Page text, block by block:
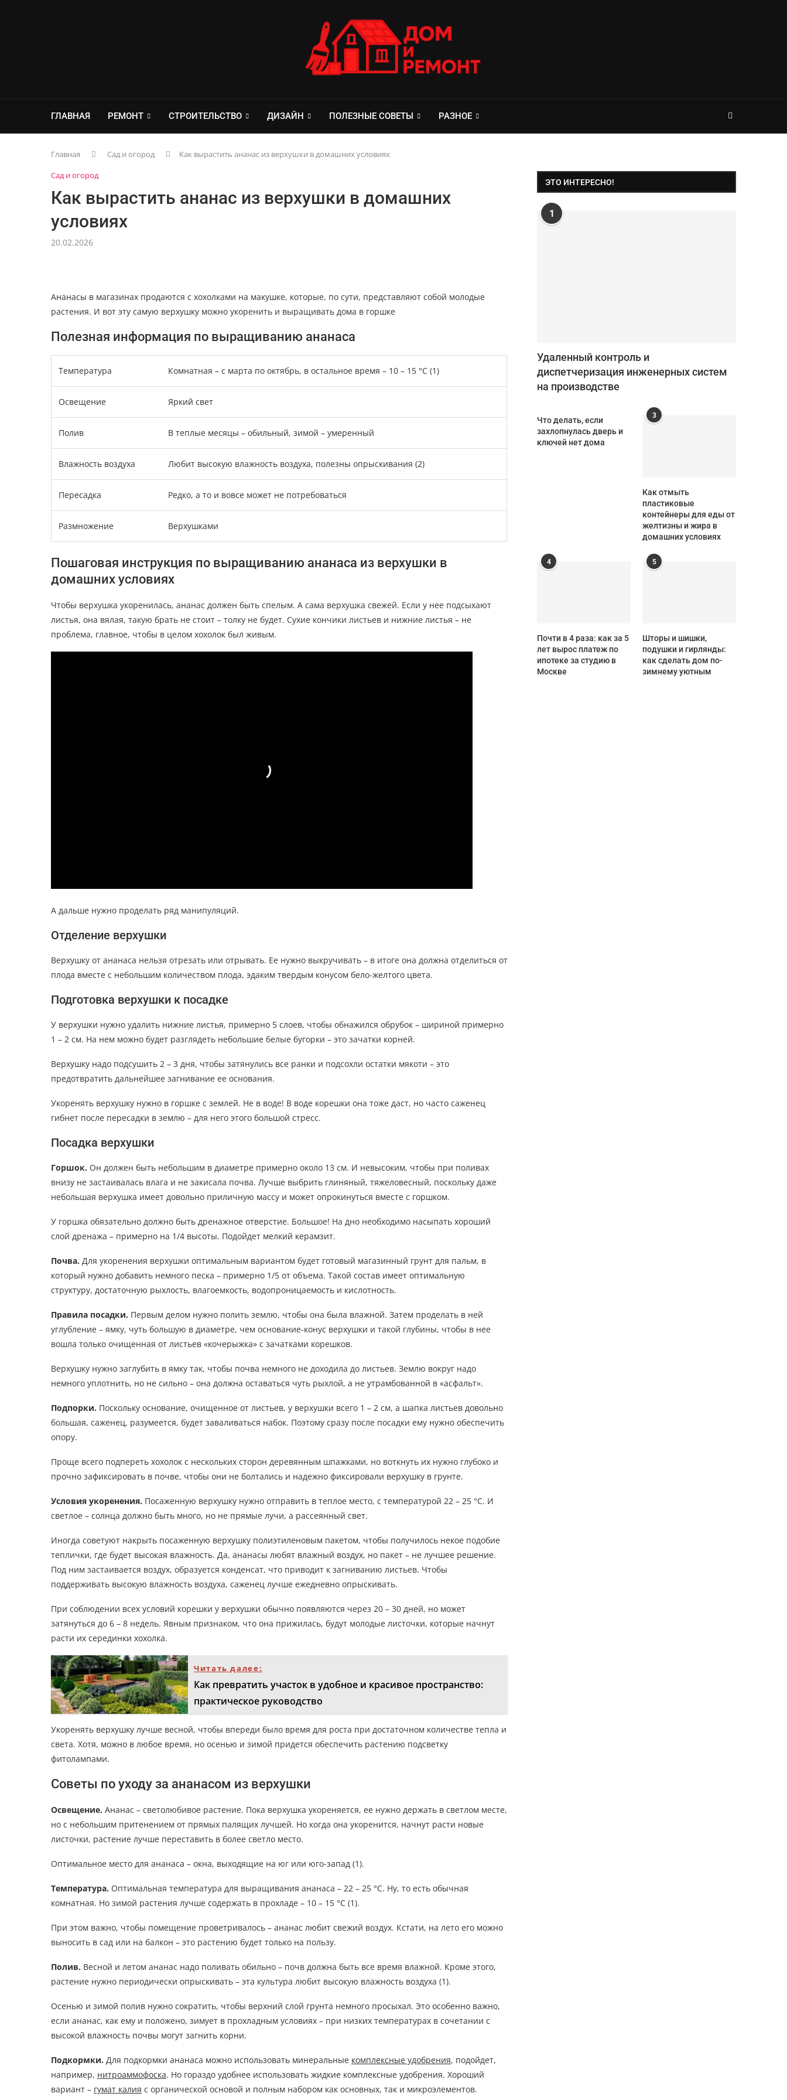
ГЛАВНАЯ РЕМОНТ СТРОИТЕЛЬСТВО ДИЗАЙН ПОЛЕЗНЫЕ СОВЕТЫ РАЗНОЕ
Главная Сад и огород
Как вырастить ананас из верхушки в домашних условиях
Сад и огород
Как вырастить ананас из верхушки в домашних
условиях
20.02.2026
Ананасы в магазинах продаются с хохолками на макушке, которые, по сути, представляют собой молодые
растения. И вот эту самую верхушку можно укоренить и выращивать дома в горшке
Полезная информация по выращиванию ананаса
Температура Комнатная – с марта по октябрь, в остальное время – 10 – 15 °С (1)
Освещение Яркий свет
Полив В теплые месяцы – обильный, зимой – умеренный
Влажность воздуха Любит высокую влажность воздуха, полезны опрыскивания (2)
Пересадка Редко, а то и вовсе может не потребоваться
Размножение Верхушками
Пошаговая инструкция по выращиванию ананаса из верхушки в
домашних условиях
Чтобы верхушка укоренилась, ананас должен быть спелым. А сама верхушка свежей. Если у нее подсыхают
листья, она вялая, такую брать не стоит – толку не будет. Сухие кончики листьев и нижние листья – не
проблема, главное, чтобы в целом хохолок был живым.
А дальше нужно проделать ряд манипуляций.
Отделение верхушки
Верхушку от ананаса нельзя отрезать или отрывать. Ее нужно выкручивать – в итоге она должна отделиться от
плода вместе с небольшим количеством плода, эдаким твердым конусом бело-желтого цвета.
Подготовка верхушки к посадке
У верхушки нужно удалить нижние листья, примерно 5 слоев, чтобы обнажился обрубок – шириной примерно
1 – 2 см. На нем можно будет разглядеть небольшие белые бугорки – это зачатки корней.
Верхушку надо подсушить 2 – 3 дня, чтобы затянулись все ранки и подсохли остатки мякоти – это
предотвратить дальнейшее загнивание ее основания.
Укоренять верхушку нужно в горшке с землей. Не в воде! В воде корешки она тоже даст, но часто саженец
гибнет после пересадки в землю – для него этого большой стресс.
Посадка верхушки
Горшок. Он должен быть небольшим в диаметре примерно около 13 см. И невысоким, чтобы при поливах
внизу не застаивалась влага и не закисала почва. Лучше выбрить глиняный, тяжеловесный, поскольку даже
небольшая верхушка имеет довольно приличную массу и может опрокинуться вместе с горшком.
У горшка обязательно должно быть дренажное отверстие. Большое! На дно необходимо насыпать хороший
слой дренажа – примерно на 1/4 высоты. Подойдет мелкий керамзит.
Почва. Для укоренения верхушки оптимальным вариантом будет готовый магазинный грунт для пальм, в
который нужно добавить немного песка – примерно 1/5 от объема. Такой состав имеет оптимальную
структуру, достаточную рыхлость, влагоемкость, водопроницаемость и кислотность.
Правила посадки. Первым делом нужно полить землю, чтобы она была влажной. Затем проделать в ней
углубление – ямку, чуть большую в диаметре, чем основание-конус верхушки и такой глубины, чтобы в нее
вошла только очищенная от листьев «кочерыжка» с зачатками корешков.
Верхушку нужно заглубить в ямку так, чтобы почва немного не доходила до листьев. Землю вокруг надо
немного уплотнить, но не сильно – она должна оставаться чуть рыхлой, а не утрамбованной в «асфальт».
Подпорки. Поскольку основание, очищенное от листьев, у верхушки всего 1 – 2 см, а шапка листьев довольно
большая, саженец, разумеется, будет заваливаться набок. Поэтому сразу после посадки ему нужно обеспечить
опору.
Проще всего подпереть хохолок с нескольких сторон деревянным шпажками, но воткнуть их нужно глубоко и
прочно зафиксировать в почве, чтобы они не болтались и надежно фиксировали верхушку в грунте.
Условия укоренения. Посаженную верхушку нужно отправить в теплое место, с температурой 22 – 25 °С. И
светлое – солнца должно быть много, но не прямые лучи, а рассеянный свет.
Иногда советуют накрыть посаженную верхушку полиэтиленовым пакетом, чтобы получилось некое подобие
теплички, где будет высокая влажность. Да, ананасы любят влажный воздух, но пакет – не лучшее решение.
Под ним застаивается воздух, образуется конденсат, что приводит к загниванию листьев. Чтобы
поддерживать высокую влажность воздуха, саженец лучше ежедневно опрыскивать.
При соблюдении всех условий корешки у верхушки обычно появляются через 20 – 30 дней, но может
затянуться до 6 – 8 недель. Явным признаком, что она прижилась, будут молодые листочки, которые начнут
расти их серединки хохолка.
Читать далее:
Как превратить участок в удобное и красивое пространство:
практическое руководство
Укоренять верхушку лучше весной, чтобы впереди было время для роста при достаточном количестве тепла и
света. Хотя, можно в любое время, но осенью и зимой придется обеспечить растению подсветку
фитолампами.
Советы по уходу за ананасом из верхушки
Освещение. Ананас – светолюбивое растение. Пока верхушка укореняется, ее нужно держать в светлом месте,
но с небольшим притенением от прямых палящих лучшей. Но когда она укоренится, начнут расти новые
листочки, растение лучше переставить в более светло место.
Оптимальное место для ананаса – окна, выходящие на юг или юго-запад (1).
Температура. Оптимальная температура для выращивания ананаса – 22 – 25 °С. Ну, то есть обычная
комнатная. Но зимой растения лучше содержать в прохладе – 10 – 15 °С (1).
При этом важно, чтобы помещение проветривалось – ананас любит свежий воздух. Кстати, на лето его можно
выносить в сад или на балкон – это растению будет только на пользу.
Полив. Весной и летом ананас надо поливать обильно – почв должна быть все время влажной. Кроме этого,
растение нужно периодически опрыскивать – эта культура любит высокую влажность воздуха (1).
Осенью и зимой полив нужно сократить, чтобы верхний слой грунта немного просыхал. Это особенно важно,
если ананас, как ему и положено, зимует в прохладным условиях – при низких температурах в сочетании с
высокой влажность почвы могут загнить корни.
Подкормки. Для подкормки ананаса можно использовать минеральные комплексные удобрения, подойдет,
например, нитроаммофоска. Но гораздо удобнее использовать жидкие комплексные удобрения. Хороший
вариант – гумат калия с органической основой и полным набором как основных, так и микроэлементов.
ЭТО ИНТЕРЕСНО!
1
Удаленный контроль и
диспетчеризация инженерных систем
на производстве
Что делать, если
захлопнулась дверь и
ключей нет дома
3
Как отмыть
пластиковые
контейнеры для еды от
желтизны и жира в
домашних условиях
4
Почти в 4 раза: как за 5
лет вырос платеж по
ипотеке за студию в
Москве
5
Шторы и шишки,
подушки и гирлянды:
как сделать дом по-
зимнему уютным